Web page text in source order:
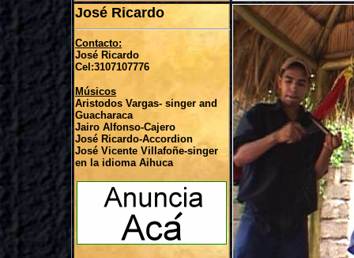
José Ricardo
Contacto:
José Ricardo
Cel:3107107776
Músicos
Aristodos Vargas- singer and
Guacharaca
Jairo Alfonso-Cajero
José Ricardo-Accordion
José Vicente Villafoñe-singer
en la idioma Aihuca